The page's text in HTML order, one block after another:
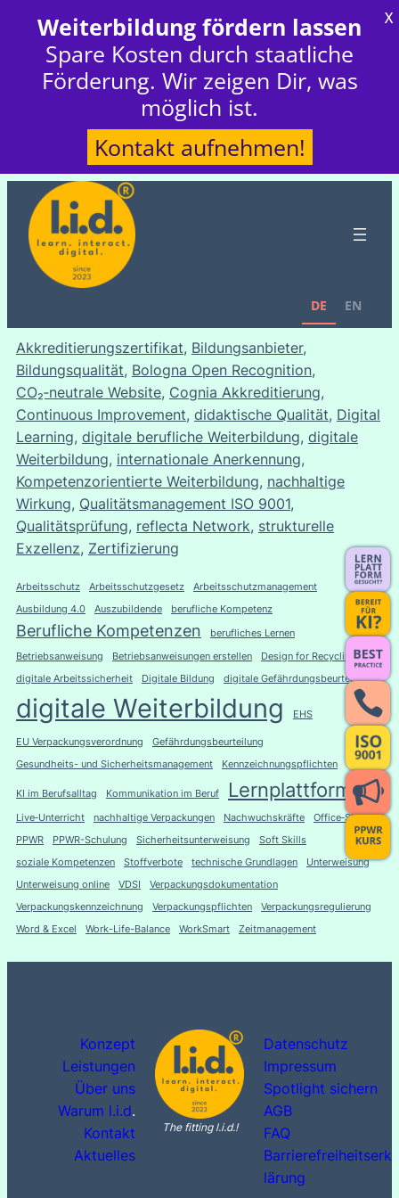
DE EN
Akkreditierungszertifikat, Bildungsanbieter
Bildungsqualität, Bologna Open Recognition
CO₂‑neutrale Website, Cognia Akkreditierung
Continuous Improvement, didaktische Qualität, Digital
Learning, digitale berufliche Weiterbildung, digitale
Weiterbildung, internationale Anerkennung
Kompetenzorientierte Weiterbildung, nachhaltige
Wirkung, Qualitätsmanagement ISO 9001
Qualitätsprüfung, reflecta Network, strukturelle
Exzellenz, Zertifizierung
Arbeitsschutz Arbeitsschutzgesetz
Arbeitsschutzmanagement
Ausbildung 4.0
Auszubildende berufliche Kompetenz
Berufliche Kompetenzen
berufliches Lernen
Betriebsanweisung
Betriebsanweisungen erstellen
Design for Recycling
digitale Arbeitssicherheit
Digitale Bildung digitale Gefährdungsbeurteilung
digitale Weiterbildung EHS
EU Verpackungsverordnung
Gefährdungsbeurteilung
Gesundheits- und Sicherheitsmanagement
Kennzeichnungspflichten
KI im Berufsalltag Kommunikation im Beruf Lernplattform
Live‑Unterricht nachhaltige Verpackungen Nachwuchskräfte
Office‑Skills
PPWR
PPWR-Schulung Sicherheitsunterweisung
Soft Skills
soziale Kompetenzen
Stoffverbote technische Grundlagen
Unterweisung
Unterweisung online
VDSI
Verpackungsdokumentation
Verpackungskennzeichnung
Verpackungspflichten
Verpackungsregulierung
Word & Excel
Work-Life-Balance WorkSmart Zeitmanagement
Konzept
Leistungen
Über uns
Warum l.i.d.
Kontakt
Aktuelles
The fitting l.i.d.!
Datenschutz
Impressum
Spotlight sichern
AGB
FAQ
Barrierefreiheitserk
lärung
Weiterbildung fördern lassen
Spare Kosten durch staatliche
Förderung. Wir zeigen Dir, was
möglich ist.
Kontakt aufnehmen!
X